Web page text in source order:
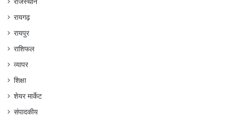
रायगढ़
रायपुर
राशिफल
व्यापर
शिक्षा
शेयर मार्केट
संपादकीय